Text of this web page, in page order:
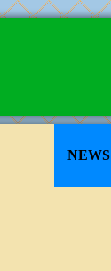
NEWS